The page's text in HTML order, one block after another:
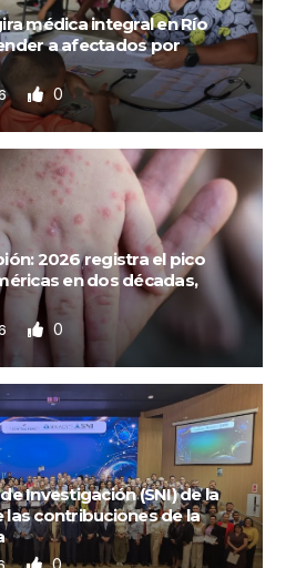
médica integral en Río
a afectados por
0
2026 registra el pico
en dos décadas,
0
Investigación (SNI) de la
las contribuciones de la
0